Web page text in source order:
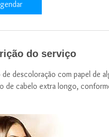
do serviço
de descoloração com papel de
de cabelo extra longo,